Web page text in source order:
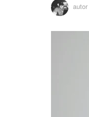
autor